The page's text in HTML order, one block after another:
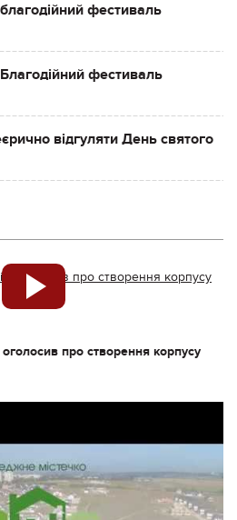
фестиваль
фестиваль
відгуляти День святого
про створення корпусу